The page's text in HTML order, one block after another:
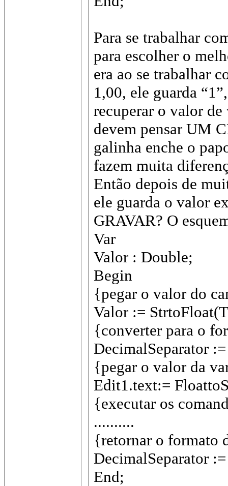
Para se trabalhar
para escolher o
era ao se trabalhar
1,00, ele guarda
recuperar o valor
devem pensar UM
galinha enche o
fazem muita
Então depois de
ele guarda o valor
GRAVAR? O
Var
Valor : Double;
Begin
{pegar o valor do
Valor :=
{converter para o
DecimalSeparator
{pegar o valor da
Edit1.text:=
{executar os
..........
{retornar o formato
DecimalSeparator
End;